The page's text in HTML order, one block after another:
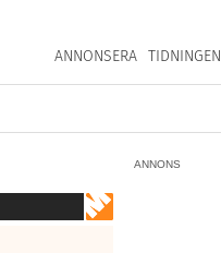
ANNONSERA TIDNINGEN
ANNONS